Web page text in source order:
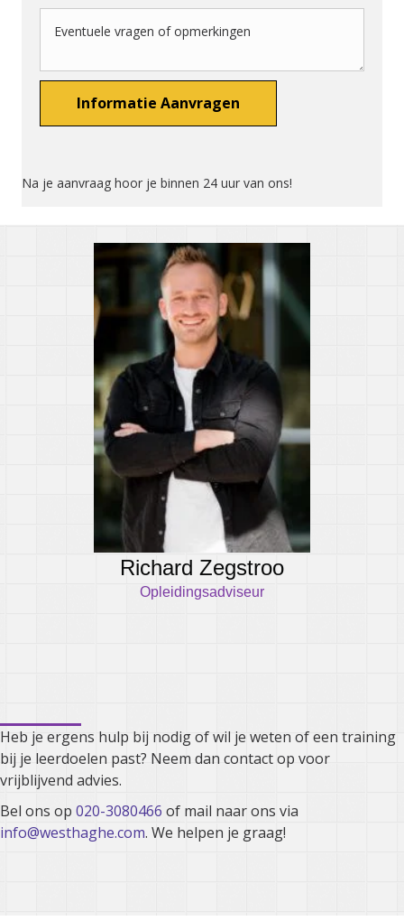
Na je aanvraag hoor je binnen 24 uur van ons!
Richard Zegstroo
Opleidingsadviseur
Heb je ergens hulp bij nodig of wil je weten of een training
bij je leerdoelen past? Neem dan contact op voor
vrijblijvend advies.
Bel ons op 020-3080466 of mail naar ons via
info@westhaghe.com. We helpen je graag!